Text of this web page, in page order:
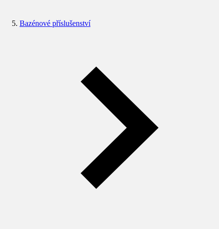
Bazénové příslušenství